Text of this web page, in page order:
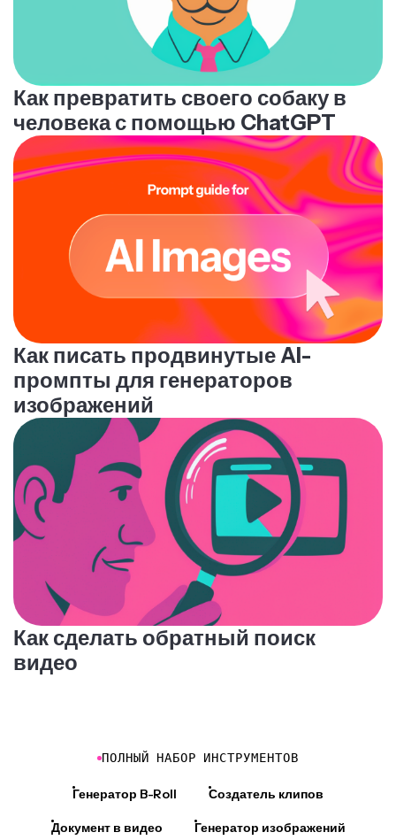
Как превратить своего собаку в
человека с помощью ChatGPT
Как писать продвинутые AI-
промпты для генераторов
изображений
Как сделать обратный поиск
видео
ПОЛНЫЙ НАБОР ИНСТРУМЕНТОВ
Генератор B-Roll Создатель клипов
Документ в видео Генератор изображений